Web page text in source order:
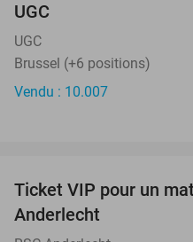
UGC
UGC
Brussel (+6 positions)
Vendu : 10.007
Ticket VIP pour un
Anderlecht